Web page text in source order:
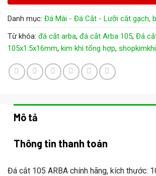
Danh mục: Đá Mài - Đá Cắt - Lưỡi cắt gạch,
Từ khóa: đá cắt arba, đá cắt Arba 105, Đá
105x1.5x16mm, kim khí tổng hợp,
Mô tả
Thông tin thanh toán
Đá cắt 105 ARBA chính hãng, kích thước: